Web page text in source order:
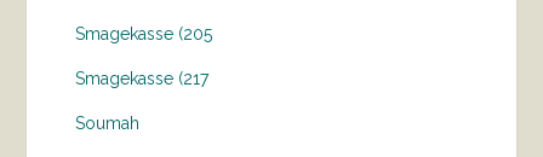
Smagekasse (205
Smagekasse (217
Soumah